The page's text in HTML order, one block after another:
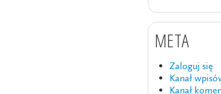
META
Zaloguj się
Kanał
Kanał